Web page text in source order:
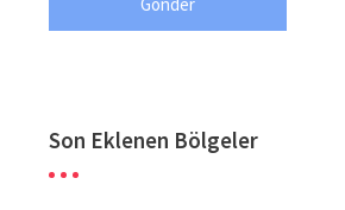
Son Eklenen Bölgeler